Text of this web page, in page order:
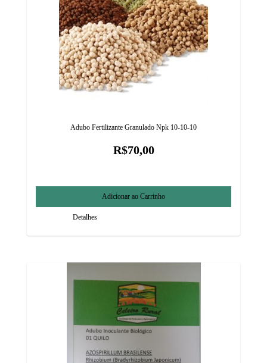
Adubo Fertilizante Granulado Npk 10-10-10
R$70,00
Detalhes